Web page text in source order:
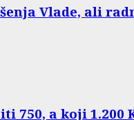
Vlade, ali
750, a koji 1.200